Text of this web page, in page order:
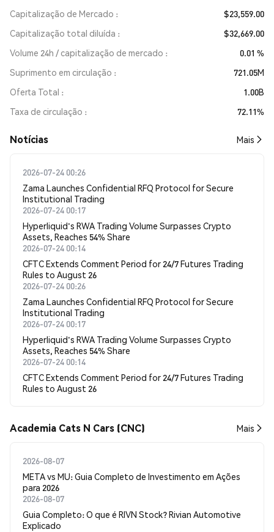
Capitalização de Mercado
$23,559.00
Capitalização total diluída
$32,669.00
Volume 24h / capitalização de mercado
0.01 %
Suprimento em circulação
721.05M
Oferta Total
1.00B
Taxa de circulação
72.11%
​​Notícias​​ Mais
2026-07-24 00:26
Zama Launches Confidential RFQ Protocol for Secure
Institutional Trading
2026-07-24 00:17
Hyperliquid's RWA Trading Volume Surpasses Crypto
Assets, Reaches 54% Share
2026-07-24 00:14
CFTC Extends Comment Period for 24/7 Futures Trading
Rules to August 26
2026-07-24 00:26
Zama Launches Confidential RFQ Protocol for Secure
Institutional Trading
2026-07-24 00:17
Hyperliquid's RWA Trading Volume Surpasses Crypto
Assets, Reaches 54% Share
2026-07-24 00:14
CFTC Extends Comment Period for 24/7 Futures Trading
Rules to August 26
Academia Cats N Cars (CNC) Mais
2026-08-07
META vs MU: Guia Completo de Investimento em Ações
para 2026
2026-08-07
Guia Completo: O que é RIVN Stock? Rivian Automotive
Explicado